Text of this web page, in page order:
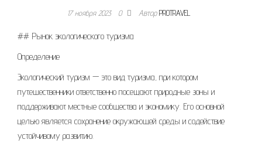
17 ноября 2023 0 АвторPROTRAVEL
## Рынок экологического туризма
Определение
Экологический туризм — это вид туризма, при котором
путешественники ответственно посещают природные зоны и
поддерживают местные сообщества и экономику. Его основной
целью является сохранение окружающей среды и содействие
устойчивому развитию.